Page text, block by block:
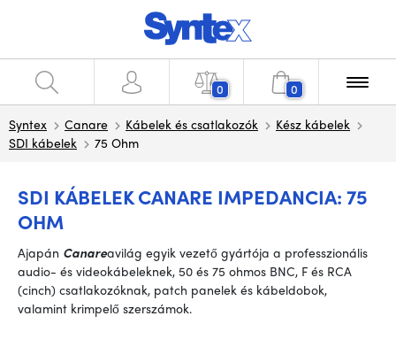
0 0
Syntex Canare Kábelek és csatlakozók
Kész kábelek
SDI kábelek
75 Ohm
SDI KÁBELEK CANARE IMPEDANCIA: 75
OHM
Ajapán Canareavilág egyik vezető gyártója a professzionális
audio- és videokábeleknek, 50 és 75 ohmos BNC, F és RCA
(cinch) csatlakozóknak, patch panelek és kábeldobok,
valamint krimpelő szerszámok.